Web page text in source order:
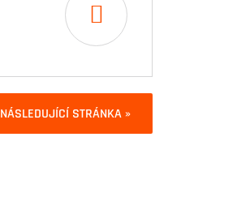
NÁSLEDUJÍCÍ STRÁNKA »